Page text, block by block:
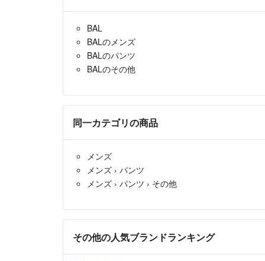
BAL
BALのメンズ
BALのパンツ
BALのその他
同一カテゴリの商品
メンズ
メンズ › パンツ
メンズ › パンツ › その他
その他の人気ブランドランキング